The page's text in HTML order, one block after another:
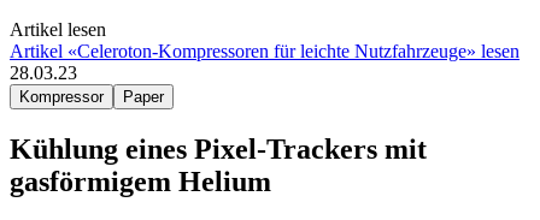
Artikel lesen
Artikel «Celeroton-Kompressoren für leichte Nutzfahrzeuge» lesen
28.03.23
Kompressor Paper
Kühlung eines Pixel-Trackers mit
gasförmigem Helium